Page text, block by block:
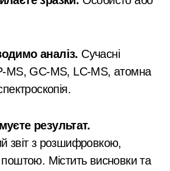
аналіз. Сучасні
GC‑MS, LC‑MS, атомна
результат.
звіт з розшифровкою,
Містить висновки та